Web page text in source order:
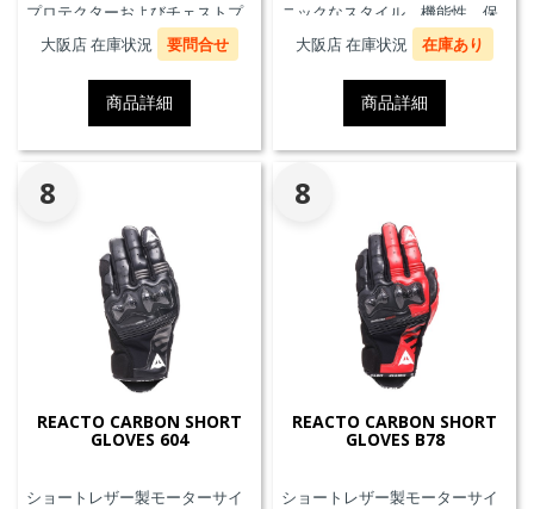
プロテクターおよびチェストプ
ロテクターにも対応していま
す。
大阪店 在庫状況 要問合せ
商品詳細
ニックなスタイル、機能性、保
護性能を兼ね備え、郊外でのツ
ーリングや都市での通勤に最適
大阪店 在庫状況 在庫あり
商品詳細
8
REACTO CARBON SHORT
GLOVES 604
ショートレザー製モーターサイ
8
REACTO CARBON SHORT
GLOVES B78
ショートレザー製モーターサイ